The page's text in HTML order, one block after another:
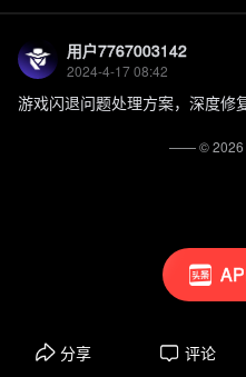
用户7767003142
2024-4-17 08:42
游戏闪退问题处理方案，深度修
分享 评论
—— ©2026